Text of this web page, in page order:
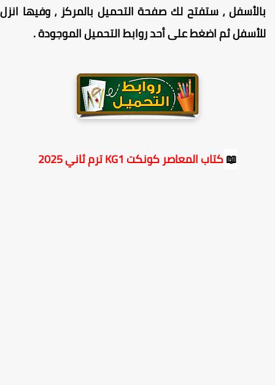
، ستفتح لك صفحة التحميل بالمركز ، وفيها انزل
ثم اضغط على أحد روابط التحميل الموجودة.
📖كتاب المعاصر كونكت KG1 ترم ثاني 2025